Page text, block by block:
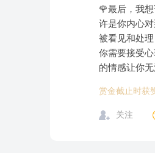
🌹最后，我
许是你内心
被看见和处
你需要接受
的情感让你
赏金截止时获
关注